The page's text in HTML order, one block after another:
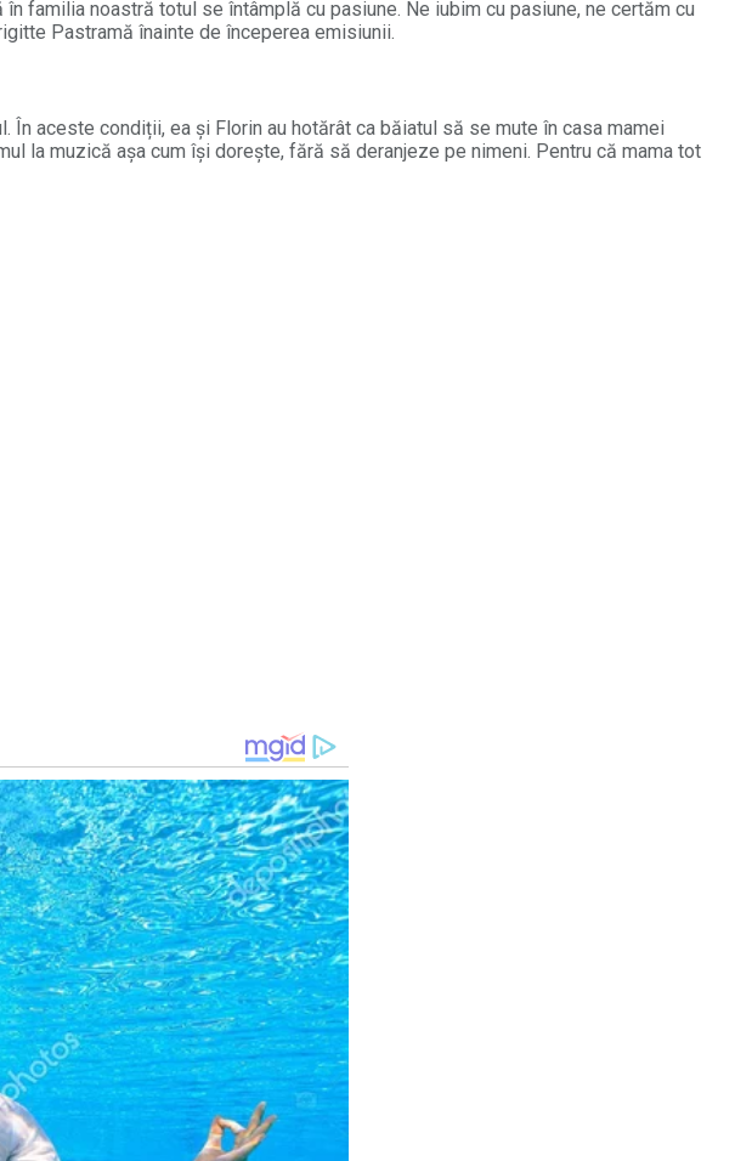
familia noastră totul se întâmplă cu pasiune. Ne iubim cu pasiune, ne certăm cu
Pastramă înainte de începerea emisiunii.
În aceste condiții, ea și Florin au hotărât ca băiatul să se mute în casa mamei
la muzică așa cum își dorește, fără să deranjeze pe nimeni. Pentru că mama tot